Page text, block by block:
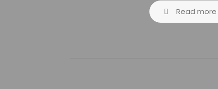
Read more